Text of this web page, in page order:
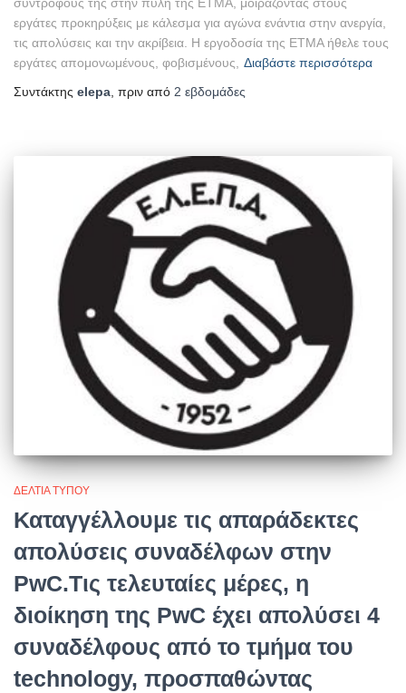
συντρόφους της στην πύλη της ΕΤΜΑ, μοιράζοντας στους
εργάτες προκηρύξεις με κάλεσμα για αγώνα ενάντια στην ανεργία,
τις απολύσεις και την ακρίβεια. Η εργοδοσία της ΕΤΜΑ ήθελε τους
εργάτες απομονωμένους, φοβισμένους, Διαβάστε περισσότερα
Συντάκτης elepa, πριν από 2 εβδομάδες
ΔΕΛΤΊΑ ΤΎΠΟΥ
Καταγγέλλουμε τις απαράδεκτες
απολύσεις συναδέλφων στην
PwC.Τις τελευταίες μέρες, η
διοίκηση της PwC έχει απολύσει 4
συναδέλφους από το τμήμα του
technology, προσπαθώντας